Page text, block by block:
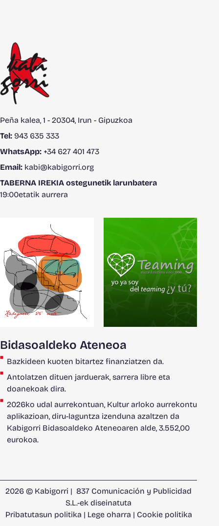
Peña kalea, 1 - 20304, Irun - Gipuzkoa
Tel: 943 635 333
WhatsApp: +34 627 401 473
Email: kabi@kabigorri.org
TABERNA IREKIA ostegunetik larunbatera
19:00etatik aurrera
Bidasoaldeko Ateneoa
Bazkideen kuoten bitartez finanziatzen da.
Antolatzen dituen jarduerak, sarrera libre eta
doanekoak dira.
2026ko udal aurrekontuan, Kultur arloko aurrekontu
aplikazioan, diru-laguntza izenduna azaltzen da
Kabigorri Bidasoaldeko Ateneoaren alde, 3.552,00
eurokoa.
2026 © Kabigorri | 837 Comunicación y Publicidad
S.L.-ek diseinatuta
Pribatutasun politika | Lege oharra | Cookie politika